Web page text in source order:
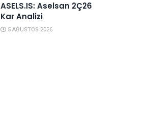
ASELS.IS: Aselsan 2Ç26
Kar Analizi
5 AĞUSTOS 2026